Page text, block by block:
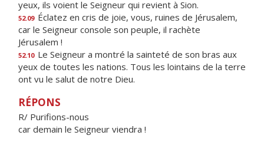
yeux, ils voient le Seigneur qui revient à Sion.
52.09 Éclatez en cris de joie, vous, ruines de Jérusalem,
car le Seigneur console son peuple, il rachète
Jérusalem !
52.10 Le Seigneur a montré la sainteté de son bras aux
yeux de toutes les nations. Tous les lointains de la terre
ont vu le salut de notre Dieu.
RÉPONS
R/ Purifions-nous
car demain le Seigneur viendra !